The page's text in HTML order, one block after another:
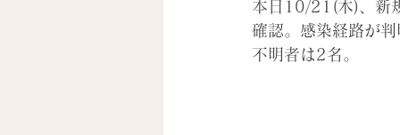
本日10/21(木)
新
確認。感染経路が
不明者は2名。